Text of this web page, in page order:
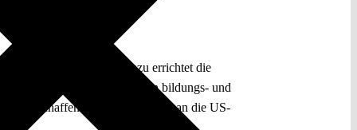
Schüler*innen. Dazu errichtet die
Außerdem stellt sie ein bildungs- und
zu schaffen – und das erinnert an die US-